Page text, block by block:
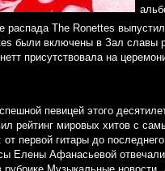
распада The Ronettes
были включены в Зал славы
присутствовала на
певицей этого
рейтинг мировых хитов с
первой гитары до
Елены Афанасьевой